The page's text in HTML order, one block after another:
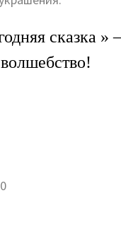
сказка »
волшебство!